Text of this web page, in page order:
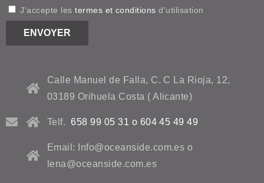
J'accepte lestermes et conditions d'utilisation
Calle Manuel de Falla, C. C La Rioja, 12,
03189 Orihuela Costa ( Alicante)
Telf. 658 99 05 31 o 604 45 49 49
Email: Info@oceanside.com.es o
lena@oceanside.com.es